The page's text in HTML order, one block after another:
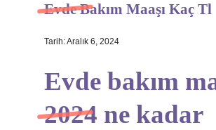
Hakkımızda
Evde Bakım Maaşı Kaç Tl
Tarih: Aralık 6, 2024
Evde bakım
2024 ne kadar